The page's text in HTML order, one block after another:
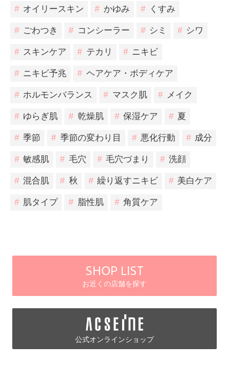
# オイリースキン # かゆみ # くすみ
# ごわつき # コンシーラー # シミ # シワ
# スキンケア # テカリ # ニキビ
# ニキビ予兆 # ヘアケア・ボディケア
# ホルモンバランス # マスク肌 # メイク
# ゆらぎ肌 # 乾燥肌 # 保湿ケア # 夏
# 季節 # 季節の変わり目 # 悪化行動 # 成分
# 敏感肌 # 毛穴 # 毛穴づまり # 洗顔
# 混合肌 # 秋 # 繰り返すニキビ # 美白ケア
# 肌タイプ # 脂性肌 # 角質ケア
SHOP LIST
お近くの店舗を探す
公式オンラインショップ